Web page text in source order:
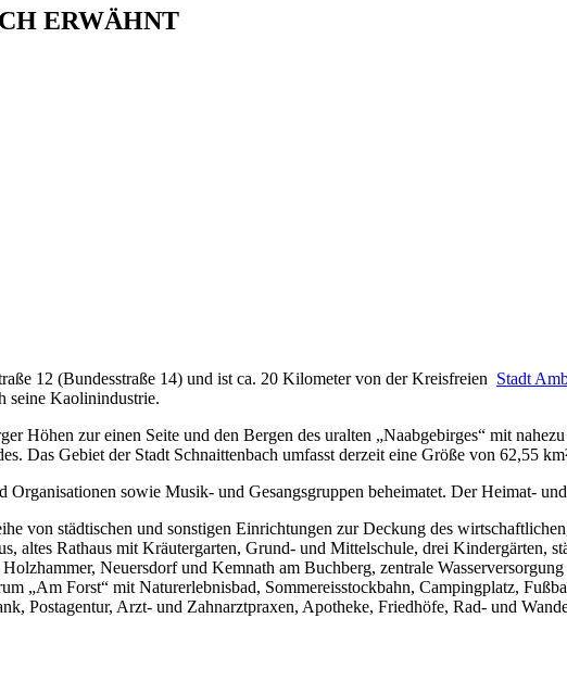
ERWÄHNT
12 (Bundesstraße 14) und ist ca. 20 Kilometer von der Kreisfreien Stadt
seine Kaolinindustrie.
Höhen zur einen Seite und den Bergen des uralten „Naabgebirges“ mit
Das Gebiet der Stadt Schnaittenbach umfasst derzeit eine Größe von 62,55
Organisationen sowie Musik- und Gesangsgruppen beheimatet. Der Heimat-
von städtischen und sonstigen Einrichtungen zur Deckung des
altes Rathaus mit Kräutergarten, Grund- und Mittelschule, drei Kindergärten,
Neuersdorf und Kemnath am Buchberg, zentrale
„Am Forst“ mit Naturerlebnisbad, Sommereisstockbahn, Campingplatz,
Postagentur, Arzt- und Zahnarztpraxen, Apotheke, Friedhöfe, Rad- und